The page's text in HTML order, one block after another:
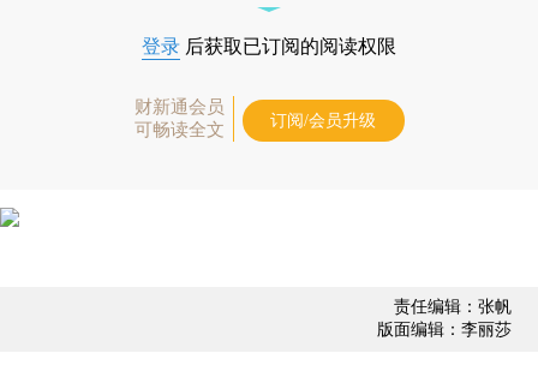
登录 后获取已订阅的阅读权限
财新通会员
可畅读全文
订阅/会员升级
责任编辑：张帆
版面编辑：李丽莎